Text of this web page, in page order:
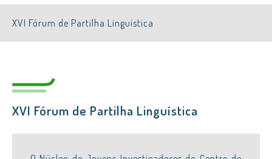
CLUNL
XVI Fórum de Partilha Linguística
XVI Fórum de Partilha Linguística